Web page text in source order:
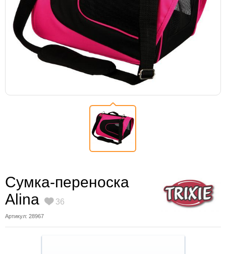
Сумка-переноска
Alina
36
Артикул: 28967